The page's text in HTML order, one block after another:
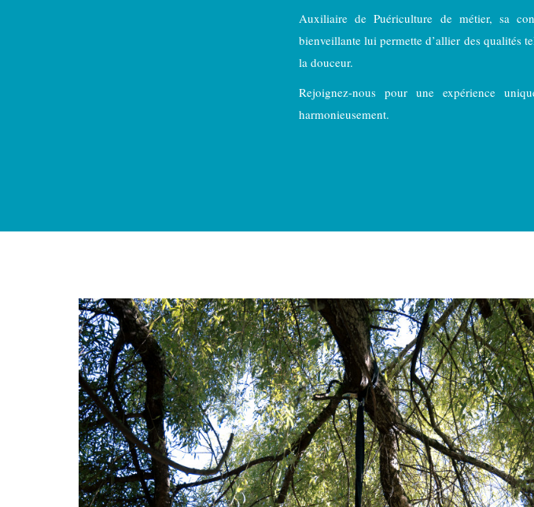
Auxiliaire de Puériculture de métier, sa
bienveillante lui permette d’allier des qualités
la douceur.
Rejoignez-nous pour une expérience
harmonieusement.